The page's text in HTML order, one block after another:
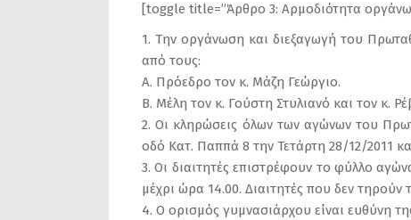
[toggle title=”Άρθρο 3: Αρμοδιότητα
1. Την οργάνωση και διεξαγωγή του
από τους:
Α. Πρόεδρο τον κ. Μάζη Γεώργιο.
Β. Μέλη τον κ. Γούστη Στυλιανό και τον κ.
2. Οι κληρώσεις όλων των αγώνων του
οδό Κατ. Παππά 8 την Τετάρτη 28/12/2011
3. Οι διαιτητές επιστρέφουν το φύλλο
μέχρι ώρα 14.00. Διαιτητές που δεν
4. Ο ορισμός γυμνασιάρχου είναι ευθύνη